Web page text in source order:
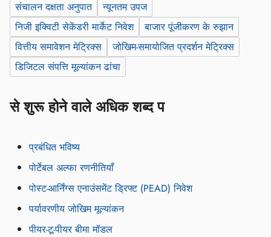
संचालन दक्षता अनुपात
न्यूनतम उपज
निजी इक्विटी सेकेंडरी मार्केट निवेश
बाजार पूंजीकरण के रुझान
वित्तीय समावेशन मेट्रिक्स
जोखिम-समायोजित प्रदर्शन मेट्रिक्स
डिजिटल संपत्ति मूल्यांकन ढांचा
से शुरू होने वाले अधिक शब्द प
प्रबंधित भविष्य
पोर्टेबल अल्फा रणनीतियाँ
पोस्ट-आर्निंग्स एनाउंसमेंट ड्रिफ्ट (PEAD) निवेश
पर्यावरणीय जोखिम मूल्यांकन
पीयर-टू-पीयर बीमा मॉडल